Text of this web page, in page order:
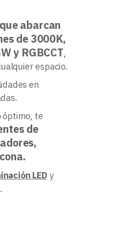
abarcan
de 3000K,
y RGBCCT,
espacio.
en
óptimo, te
de
LED y